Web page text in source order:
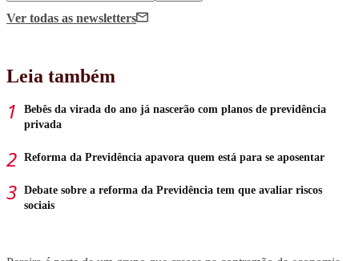
Ver todas as newsletters
Leia também
Bebês da virada do ano já nascerão com planos de previdência
privada
Reforma da Previdência apavora quem está para se aposentar
Debate sobre a reforma da Previdência tem que avaliar riscos
sociais